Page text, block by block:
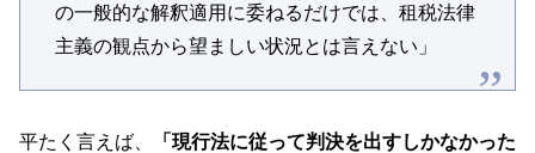
の一般的な解釈適用に委ねるだけでは、租税法律
主義の観点から望ましい状況とは言えない」
平たく言えば、
「現行法に従って判決を出すしかなかった